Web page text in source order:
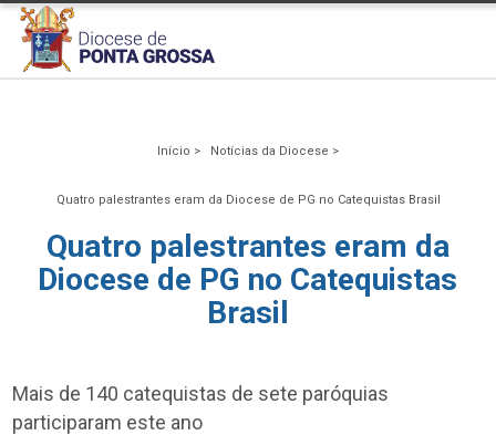
Início > Notícias da Diocese >
Quatro palestrantes eram da Diocese de PG no Catequistas Brasil
Quatro palestrantes eram da
Diocese de PG no Catequistas
Brasil
Mais de 140 catequistas de sete paróquias
participaram este ano